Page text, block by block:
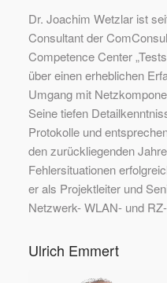
Dr. Joachim Wetzlar ist
Consultant der
Competence Center
über einen erheblichen
Umgang mit
Seine tiefen
Protokolle und
den zurückliegenden
Fehlersituationen
er als Projektleiter und
Netzwerk- WLAN- und
Ulrich Emmert